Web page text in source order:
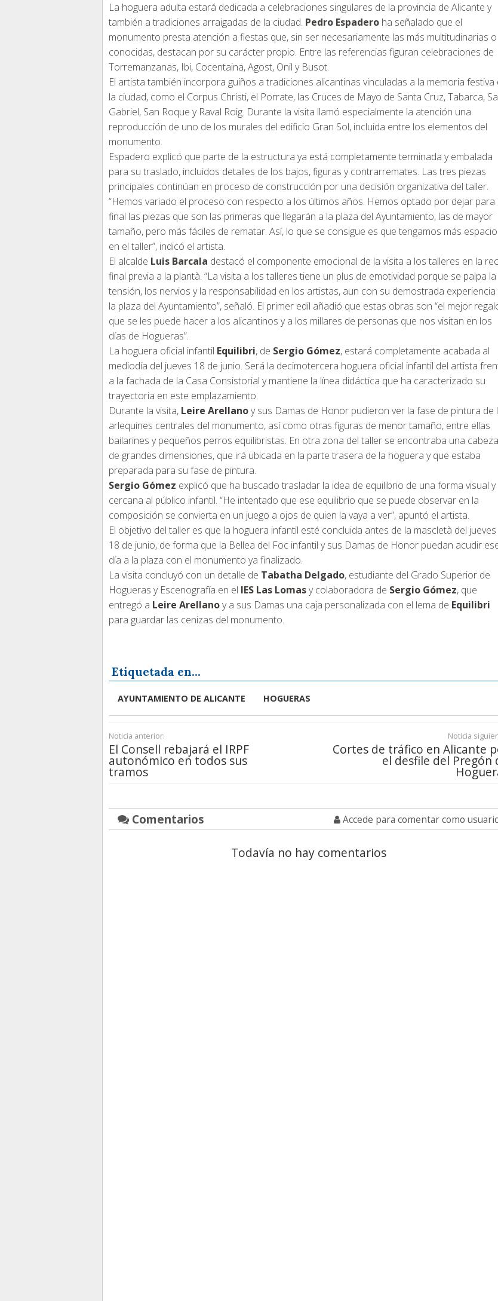
La hoguera adulta estará dedicada a celebraciones singulares de la provincia de Alicante y
también a tradiciones arraigadas de la ciudad. Pedro Espadero ha señalado que el
monumento presta atención a fiestas que, sin ser necesariamente las más multitudinarias o
conocidas, destacan por su carácter propio. Entre las referencias figuran celebraciones de
Torremanzanas, Ibi, Cocentaina, Agost, Onil y Busot.
El artista también incorpora guiños a tradiciones alicantinas vinculadas a la memoria festiva
la ciudad, como el Corpus Christi, el Porrate, las Cruces de Mayo de Santa Cruz, Tabarca,
Gabriel, San Roque y Raval Roig. Durante la visita llamó especialmente la atención una
reproducción de uno de los murales del edificio Gran Sol, incluida entre los elementos del
monumento.
Espadero explicó que parte de la estructura ya está completamente terminada y embalada
para su traslado, incluidos detalles de los bajos, figuras y contrarremates. Las tres piezas
principales continúan en proceso de construcción por una decisión organizativa del taller.
“Hemos variado el proceso con respecto a los últimos años. Hemos optado por dejar para
final las piezas que son las primeras que llegarán a la plaza del Ayuntamiento, las de mayor
tamaño, pero más fáciles de rematar. Así, lo que se consigue es que tengamos más espacio
en el taller”, indicó el artista.
El alcalde Luis Barcala destacó el componente emocional de la visita a los talleres en la
final previa a la plantà. “La visita a los talleres tiene un plus de emotividad porque se palpa la
tensión, los nervios y la responsabilidad en los artistas, aun con su demostrada experiencia
la plaza del Ayuntamiento”, señaló. El primer edil añadió que estas obras son “el mejor
que se les puede hacer a los alicantinos y a los millares de personas que nos visitan en los
días de Hogueras”.
La hoguera oficial infantil Equilibri, de Sergio Gómez, estará completamente acabada al
mediodía del jueves 18 de junio. Será la decimotercera hoguera oficial infantil del artista
a la fachada de la Casa Consistorial y mantiene la línea didáctica que ha caracterizado su
trayectoria en este emplazamiento.
Durante la visita, Leire Arellanoy sus Damas de Honor pudieron ver la fase de pintura de
arlequines centrales del monumento, así como otras figuras de menor tamaño, entre ellas
bailarines y pequeños perros equilibristas. En otra zona del taller se encontraba una cabeza
de grandes dimensiones, que irá ubicada en la parte trasera de la hoguera y que estaba
preparada para su fase de pintura.
Sergio Gómez explicó que ha buscado trasladar la idea de equilibrio de una forma visual y
cercana al público infantil. “He intentado que ese equilibrio que se puede observar en la
composición se convierta en un juego a ojos de quien la vaya a ver”, apuntó el artista.
El objetivo del taller es que la hoguera infantil esté concluida antes de la mascletà del jueves
18 de junio, de forma que la Bellea del Foc infantil y sus Damas de Honor puedan acudir
día a la plaza con el monumento ya finalizado.
La visita concluyó con un detalle de Tabatha Delgado, estudiante del Grado Superior de
Hogueras y Escenografía en el IES Las Lomasy colaboradora de Sergio Gómez, que
entregó a Leire Arellanoy a sus Damas una caja personalizada con el lema de Equilibri
para guardar las cenizas del monumento.
Etiquetada en...
AYUNTAMIENTO DE ALICANTE HOGUERAS
Noticia anterior:
El Consell rebajará el IRPF
autonómico en todos sus
tramos
Noticia
Cortes de tráfico en Alicante
el desfile del Pregón
Comentarios Accede para comentar como
Todavía no hay comentarios